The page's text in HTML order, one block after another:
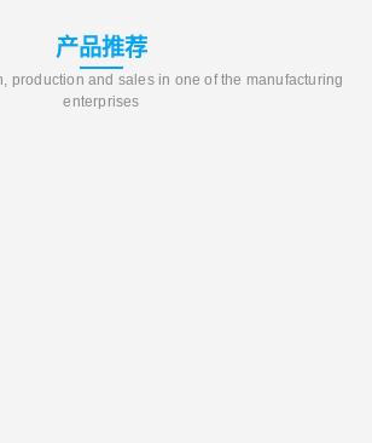
产品推荐
production and sales in one of the manufacturing
enterprises